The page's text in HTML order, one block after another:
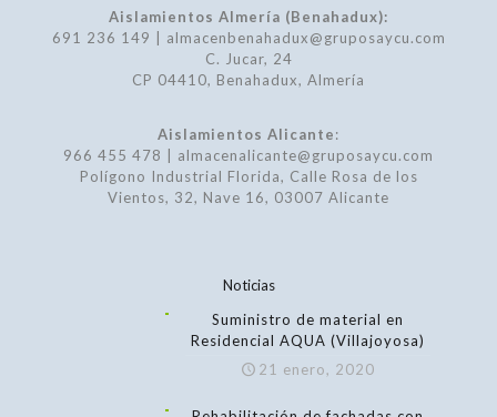
Aislamientos Almería (Benahadux):
691 236 149 | almacenbenahadux@gruposaycu.com
C. Jucar, 24
CP 04410, Benahadux, Almería
Aislamientos Alicante:
966 455 478 | almacenalicante@gruposaycu.com
Polígono Industrial Florida, Calle Rosa de los
Vientos, 32, Nave 16, 03007 Alicante
Noticias
Suministro de material en
Residencial AQUA (Villajoyosa)
21 enero, 2020